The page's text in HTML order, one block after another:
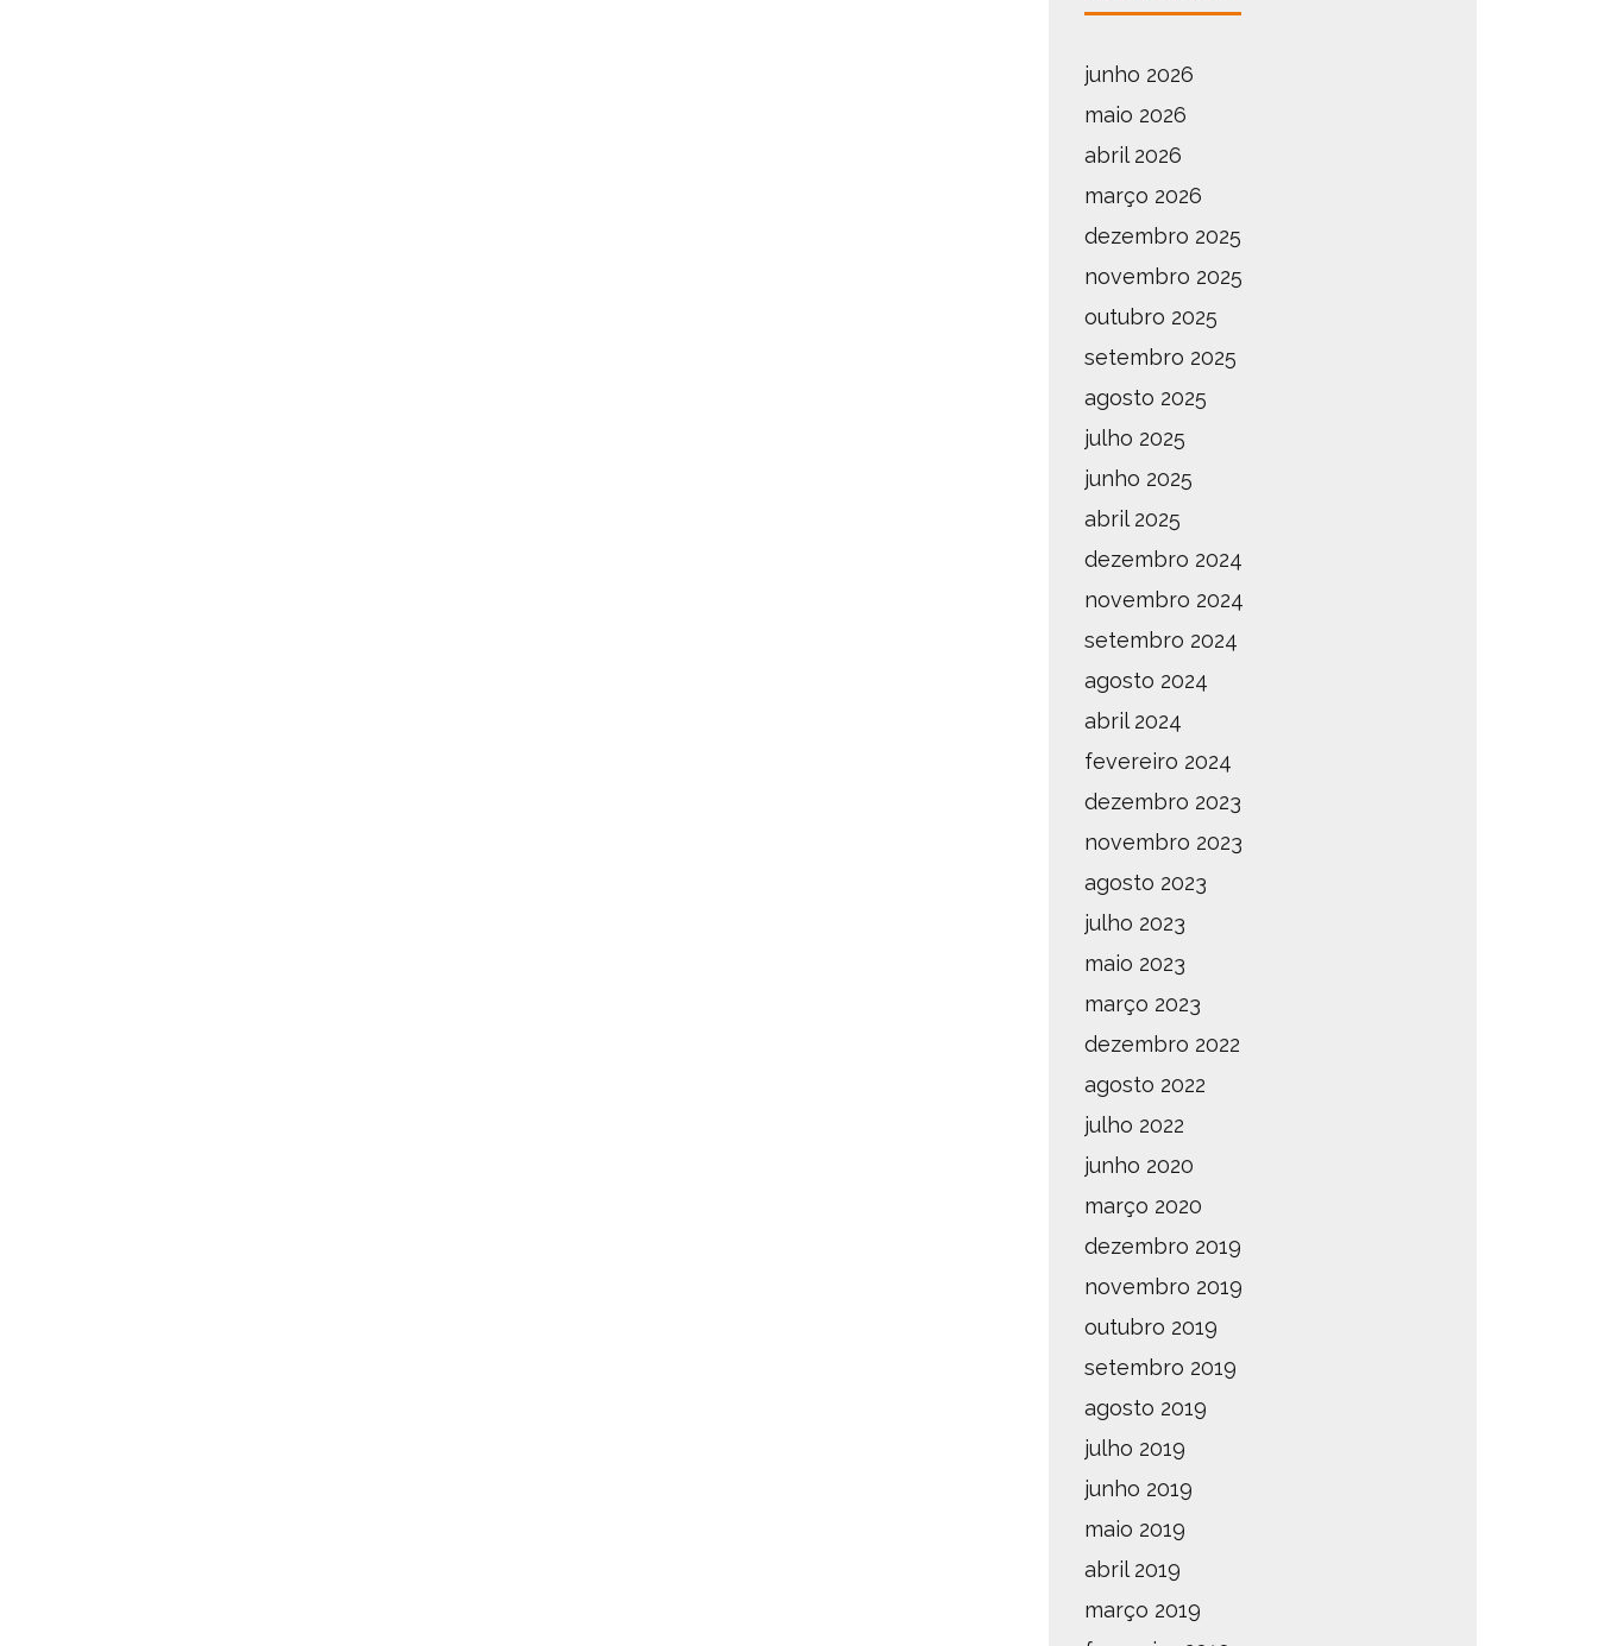
junho 2026
maio 2026
abril 2026
março 2026
dezembro 2025
novembro 2025
outubro 2025
setembro 2025
agosto 2025
julho 2025
junho 2025
abril 2025
dezembro 2024
novembro 2024
setembro 2024
agosto 2024
abril 2024
fevereiro 2024
dezembro 2023
novembro 2023
agosto 2023
julho 2023
maio 2023
março 2023
dezembro 2022
agosto 2022
julho 2022
junho 2020
março 2020
dezembro 2019
novembro 2019
outubro 2019
setembro 2019
agosto 2019
julho 2019
junho 2019
maio 2019
abril 2019
março 2019